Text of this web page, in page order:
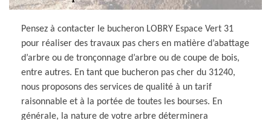
Pensez à contacter le bucheron LOBRY Espace Vert 31
pour réaliser des travaux pas chers en matière d’abattage
d’arbre ou de tronçonnage d’arbre ou de coupe de bois,
entre autres. En tant que bucheron pas cher du 31240,
nous proposons des services de qualité à un tarif
raisonnable et à la portée de toutes les bourses. En
générale, la nature de votre arbre déterminera